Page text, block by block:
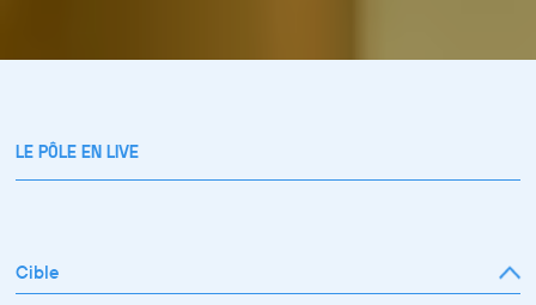
LE PÔLE EN LIVE
Cible